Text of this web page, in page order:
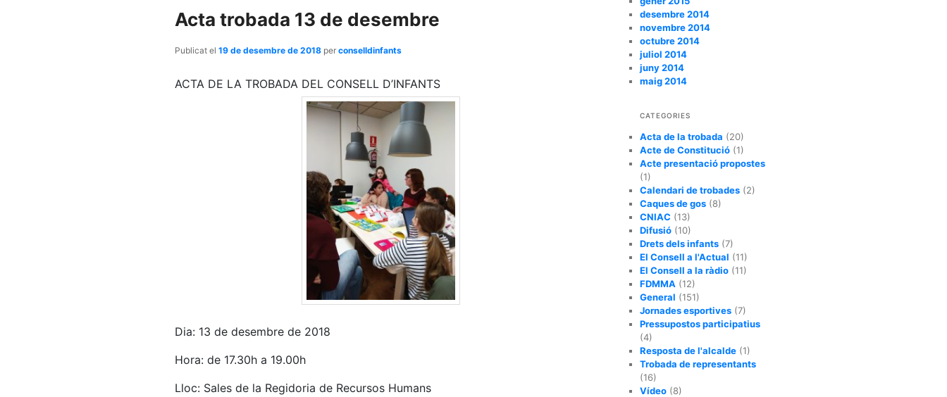
Acta trobada 13 de desembre
Publicat el 19 de desembre de 2018 per conselldinfants
ACTA DE LA TROBADA DEL CONSELL D’INFANTS
Dia: 13 de desembre de 2018
Hora: de 17.30h a 19.00h
Lloc: Sales de la Regidoria de Recursos Humans
desembre 2014
novembre 2014
octubre 2014
juliol 2014
juny 2014
maig 2014
CATEGORIES
Acta de la trobada (20)
Acte de Constitució (1)
Acte presentació propostes
(1)
Calendari de trobades (2)
Caques de gos (8)
CNIAC (13)
Difusió (10)
Drets dels infants (7)
El Consell a l'Actual (11)
El Consell a la ràdio (11)
FDMMA (12)
General (151)
Jornades esportives (7)
Pressupostos participatius
(4)
Resposta de l'alcalde (1)
Trobada de representants
(16)
Vídeo (8)